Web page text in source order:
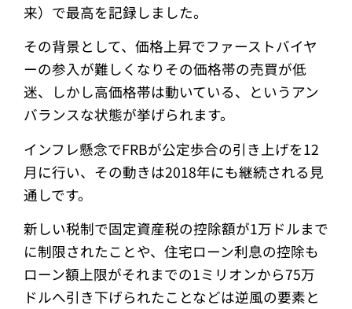
来）で最高を記録しました。
その背景として、価格上昇でファーストバイヤ
ーの参入が難しくなりその価格帯の売買が低
迷、しかし高価格帯は動いている、というアン
バランスな状態が挙げられます。
インフレ懸念でFRBが公定歩合の引き上げを12
月に行い、その動きは2018年にも継続される見
通しです。
新しい税制で固定資産税の控除額が1万ドルまで
に制限されたことや、住宅ローン利息の控除も
ローン額上限がそれまでの1ミリオンから75万
ドルへ引き下げられたことなどは逆風の要素と